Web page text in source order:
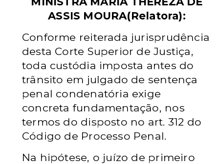
ASSIS MOURA(Relatora):
Conforme reiterada jurisprudência
desta Corte Superior de Justiça,
toda custódia imposta antes do
trânsito em julgado de sentença
penal condenatória exige
concreta fundamentação, nos
termos do disposto no art. 312 do
Código de Processo Penal.
Na hipótese, o juízo de primeiro